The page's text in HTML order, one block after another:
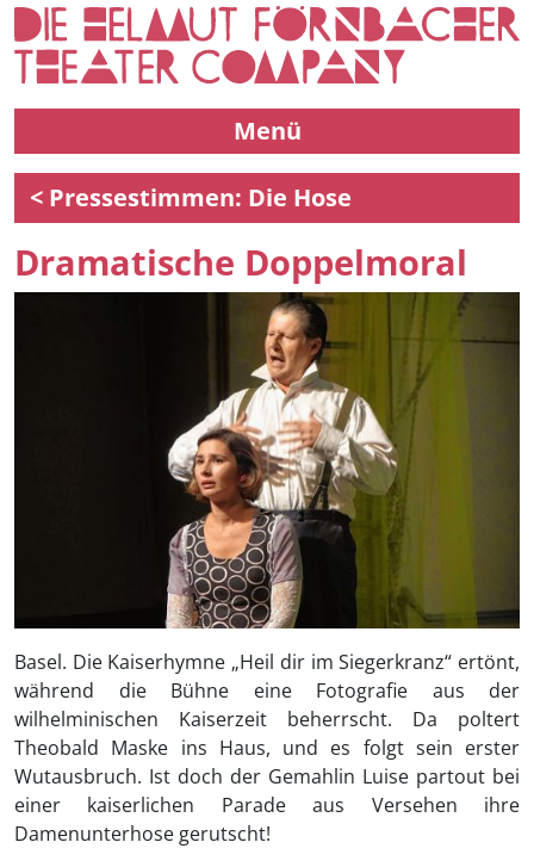
Menü
< Pressestimmen: Die Hose
Dramatische Doppelmoral
Basel. Die Kaiserhymne „Heil dir im Siegerkranz“ ertönt,
während die Bühne eine Fotografie aus der
wilhelminischen Kaiserzeit beherrscht. Da poltert
Theobald Maske ins Haus, und es folgt sein erster
Wutausbruch. Ist doch der Gemahlin Luise partout bei
einer kaiserlichen Parade aus Versehen ihre
Damenunterhose gerutscht!